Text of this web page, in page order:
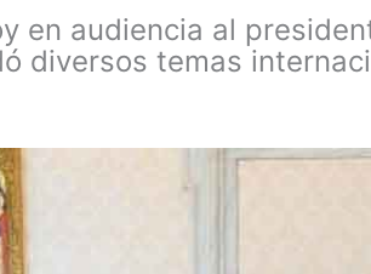
en audiencia al
diversos temas